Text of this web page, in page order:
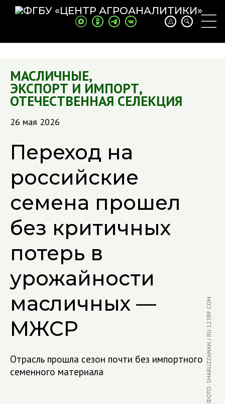
МАСЛИЧНЫЕ,
ЭКСПОРТ И ИМПОРТ,
ОТЕЧЕСТВЕННАЯ СЕЛЕКЦИЯ
26 мая 2026
Переход на
российские
семена прошел
без критичных
потерь в
урожайности
масличных —
МЖСР
Отрасль прошла сезон почти без импортного
семенного материала
ФОТО: SHARUZZAMAN / RU.123RF.COM